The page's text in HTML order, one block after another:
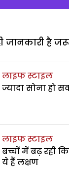
जानकारी है
लाइफ स्टाइल
ज्यादा सोना हो
लाइफ स्टाइल
बच्चों में बढ़ रही
ये हैं लक्षण